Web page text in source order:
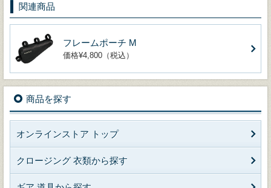
関連商品
フレームポーチ M
価格¥4,800（税込）
商品を探す
オンラインストア トップ
クロージング 衣類から探す